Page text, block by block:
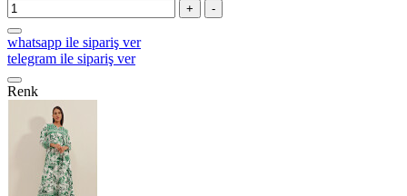
+ -
whatsapp ile sipariş ver
telegram ile sipariş ver
Renk